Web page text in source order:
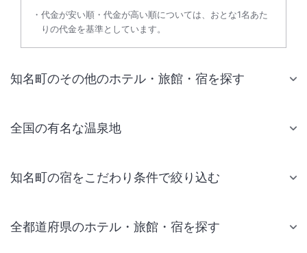
代金が安い順・代金が高い順については、おとな1名あた
りの代金を基準としています。
知名町のその他のホテル・旅館・宿を探す
全国の有名な温泉地
知名町の宿をこだわり条件で絞り込む
全都道府県のホテル・旅館・宿を探す